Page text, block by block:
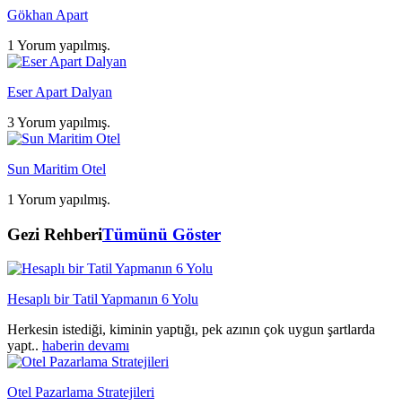
Gökhan Apart
1 Yorum yapılmış.
Eser Apart Dalyan
3 Yorum yapılmış.
Sun Maritim Otel
1 Yorum yapılmış.
Gezi RehberiTümünü Göster
Hesaplı bir Tatil Yapmanın 6 Yolu
Herkesin istediği, kiminin yaptığı, pek azının çok uygun şartlarda
yapt.. haberin devamı
Otel Pazarlama Stratejileri